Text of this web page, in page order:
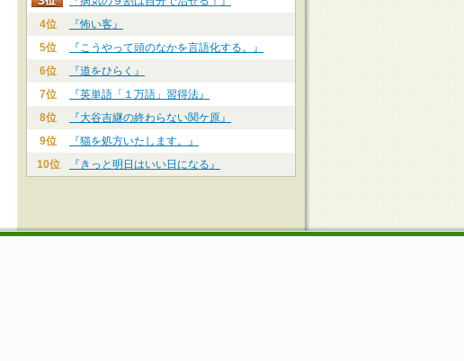
4位
『怖い客』
5位
『こうやって頭のなかを言語化する。』
6位
『道をひらく』
7位
『英単語「１万語」習得法』
8位
『大谷吉継の終わらない関ケ原』
9位
『猫を処方いたします。』
10位
『きっと明日はいい日になる』